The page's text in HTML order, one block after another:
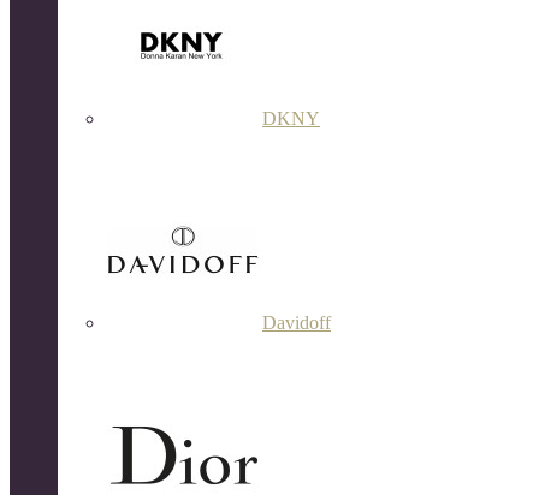
DKNY
Davidoff